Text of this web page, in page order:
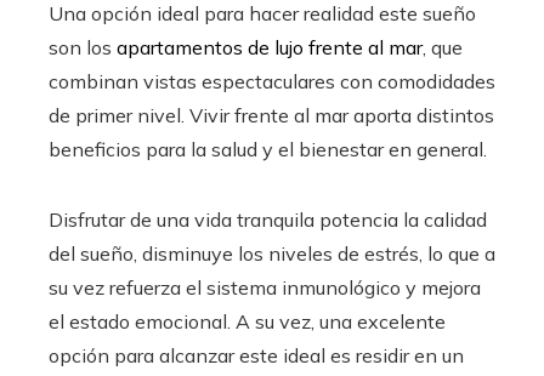
Una opción ideal para hacer realidad este sueño
son los apartamentos de lujo frente al mar, que
combinan vistas espectaculares con comodidades
de primer nivel. Vivir frente al mar aporta distintos
beneficios para la salud y el bienestar en general.
Disfrutar de una vida tranquila potencia la calidad
del sueño, disminuye los niveles de estrés, lo que a
su vez refuerza el sistema inmunológico y mejora
el estado emocional. A su vez, una excelente
opción para alcanzar este ideal es residir en un